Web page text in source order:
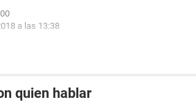
a las 13:38
quien hablar